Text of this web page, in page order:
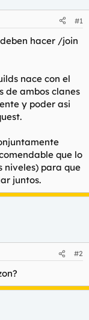
#1
hacer /join
nace con el
de ambos clanes
y poder asi
que lo
niveles) para que
juntos.
#2